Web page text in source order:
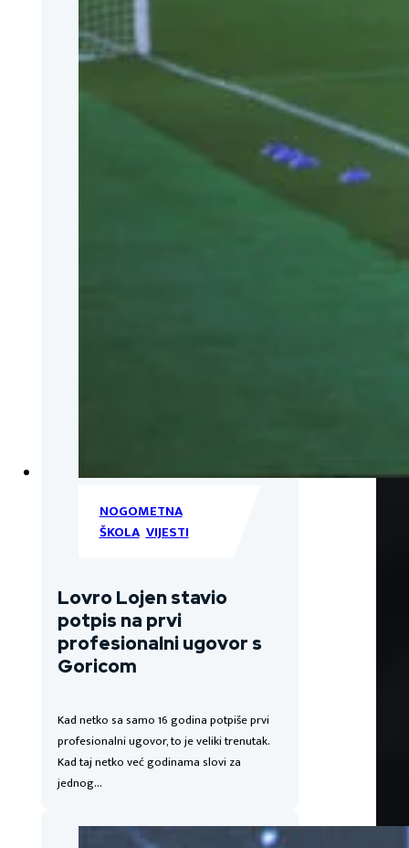
NOGOMETNA
ŠKOLA,VIJESTI
Lovro Lojen stavio
potpis na prvi
profesionalni ugovor s
Goricom
Kad netko sa samo 16 godina potpiše prvi
profesionalni ugovor, to je veliki trenutak.
Kad taj netko već godinama slovi za
jednog…